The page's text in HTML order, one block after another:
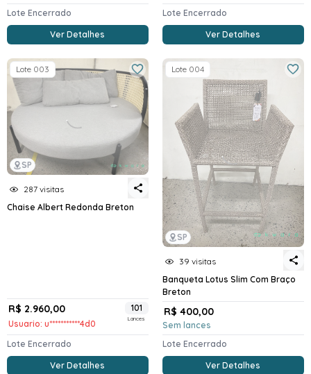
Lote Encerrado
Ver Detalhes
Lote Encerrado
Ver Detalhes
SP
Lote 003
287 visitas
Chaise Albert Redonda Breton
R$ 2.960,00
Usuario: u***********4d0
101
Lances
Lote Encerrado
Ver Detalhes
SP
Lote 004
39 visitas
Banqueta Lotus Slim Com Braço
Breton
R$ 400,00
Sem lances
Lote Encerrado
Ver Detalhes